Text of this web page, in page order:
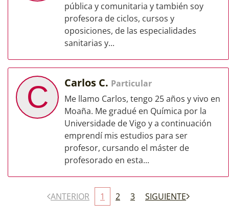
pública y comunitaria y también soy
profesora de ciclos, cursos y
oposiciones, de las especialidades
sanitarias y...
C Carlos C. Particular
Me llamo Carlos, tengo 25 años y vivo en
Moaña. Me gradué en Química por la
Universidade de Vigo y a continuación
emprendí mis estudios para ser
profesor, cursando el máster de
profesorado en esta...
ANTERIOR 1 2 3 SIGUIENTE